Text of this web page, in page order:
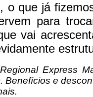
o que já
para
vai
Express
Benefícios e